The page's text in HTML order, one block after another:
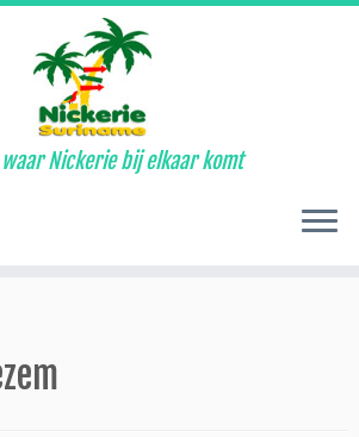
waar Nickerie bij elkaar komt